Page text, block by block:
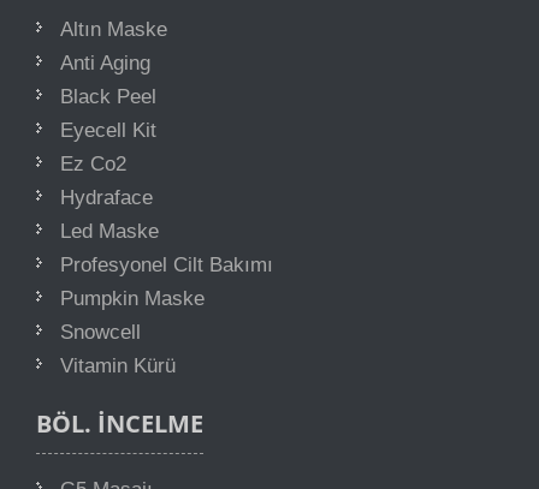
Altın Maske
Anti Aging
Black Peel
Eyecell Kit
Ez Co2
Hydraface
Led Maske
Profesyonel Cilt Bakımı
Pumpkin Maske
Snowcell
Vitamin Kürü
BÖL. İNCELME